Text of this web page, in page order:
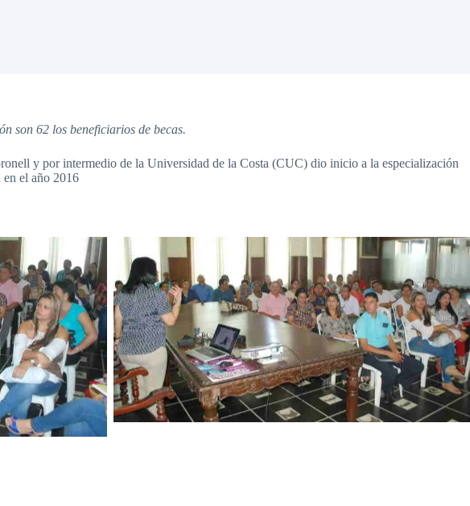
son 62 los beneficiarios de becas.
y por intermedio de la Universidad de la Costa (CUC) dio inicio a la especialización
en el año 2016
Sin leyenda